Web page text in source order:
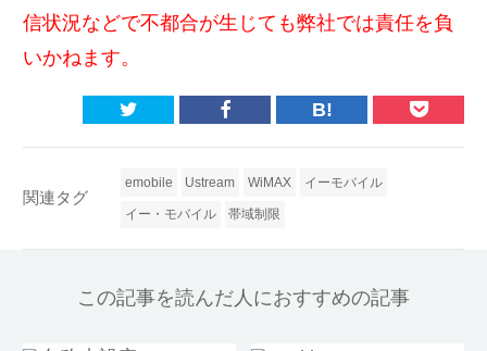
信状況などで不都合が生じても弊社では責任を負
いかねます。
B!
関連タグ
emobile Ustream WiMAX イーモバイル
イー・モバイル 帯域制限
この記事を読んだ人におすすめの記事